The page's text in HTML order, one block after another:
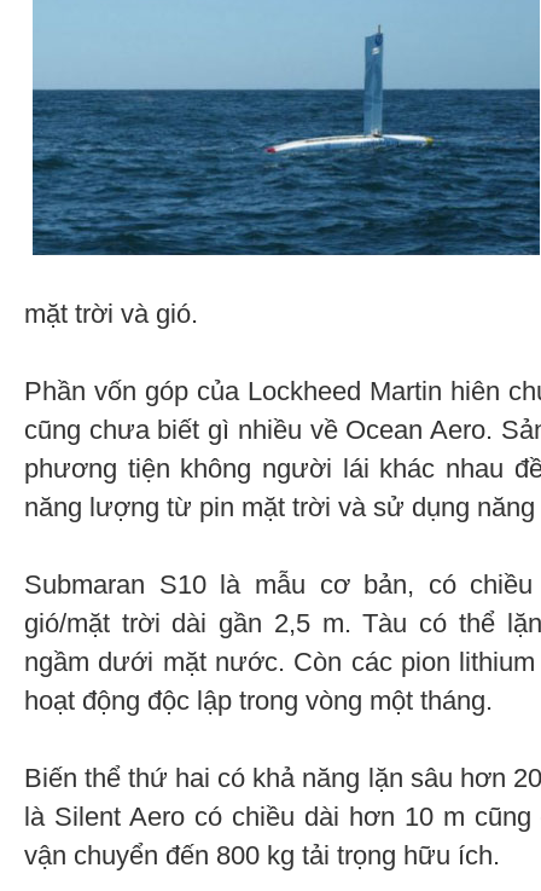
mặt trời và gió.
Phần vốn góp của Lockheed Martin hiên
cũng chưa biết gì nhiều về Ocean Aero.
phương tiện không người lái khác nhau
năng lượng từ pin mặt trời và sử dụng
Submaran S10 là mẫu cơ bản, có
gió/mặt trời dài gần 2,5 m. Tàu có thể
ngầm dưới mặt nước. Còn các pion
hoạt động độc lập trong vòng một tháng.
Biến thể thứ hai có khả năng lặn sâu hơn
là Silent Aero có chiều dài hơn 10 m
vận chuyển đến 800 kg tải trọng hữu ích.